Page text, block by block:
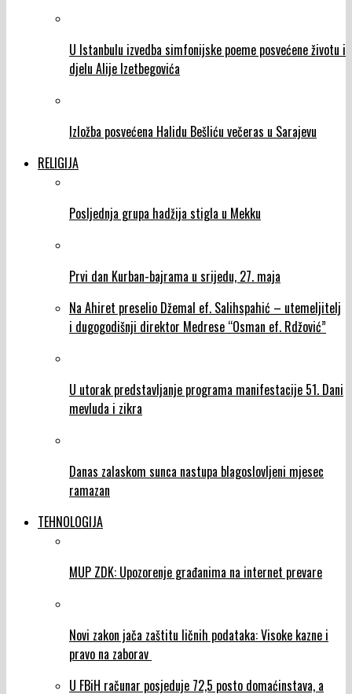
U Istanbulu izvedba simfonijske poeme posvećene životu i
djelu Alije Izetbegovića
Izložba posvećena Halidu Bešliću večeras u Sarajevu
RELIGIJA
Posljednja grupa hadžija stigla u Mekku
Prvi dan Kurban-bajrama u srijedu, 27. maja
Na Ahiret preselio Džemal ef. Salihspahić – utemeljitelj
i dugogodišnji direktor Medrese “Osman ef. Rdžović”
U utorak predstavljanje programa manifestacije 51. Dani
mevluda i zikra
Danas zalaskom sunca nastupa blagoslovljeni mjesec
ramazan
TEHNOLOGIJA
MUP ZDK: Upozorenje građanima na internet prevare
Novi zakon jača zaštitu ličnih podataka: Visoke kazne i
pravo na zaborav
U FBiH računar posjeduje 72,5 posto domaćinstava, a